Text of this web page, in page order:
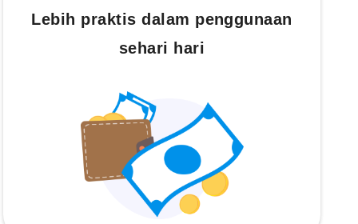
Lebih praktis dalam penggunaan
sehari hari